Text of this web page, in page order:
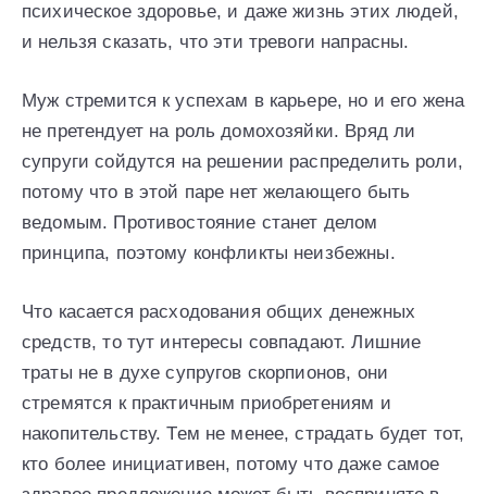
психическое здоровье, и даже жизнь этих людей,
и нельзя сказать, что эти тревоги напрасны.
Муж стремится к успехам в карьере, но и его жена
не претендует на роль домохозяйки. Вряд ли
супруги сойдутся на решении распределить роли,
потому что в этой паре нет желающего быть
ведомым. Противостояние станет делом
принципа, поэтому конфликты неизбежны.
Что касается расходования общих денежных
средств, то тут интересы совпадают. Лишние
траты не в духе супругов скорпионов, они
стремятся к практичным приобретениям и
накопительству. Тем не менее, страдать будет тот,
кто более инициативен, потому что даже самое